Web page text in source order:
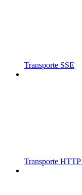
Transporte SSE
Transporte HTTP